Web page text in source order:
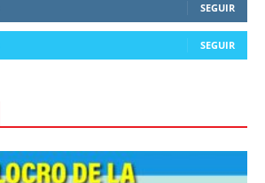
SEGUIR
SEGUIR